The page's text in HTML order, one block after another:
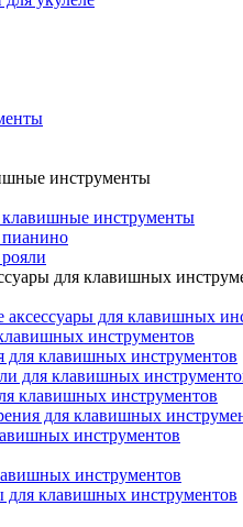
инструменты
клавишные инструменты
пианино
для клавишных
для клавишных
инструментов
для клавишных инструментов
для клавишных
клавишных инструментов
для клавишных
инструментов
инструментов
для клавишных инструментов